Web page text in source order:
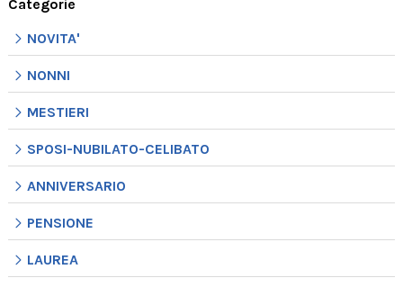
Categorie
NOVITA'
NONNI
MESTIERI
SPOSI-NUBILATO-CELIBATO
ANNIVERSARIO
PENSIONE
LAUREA